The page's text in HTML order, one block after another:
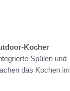
Kocher
Spülen und
das Kochen im